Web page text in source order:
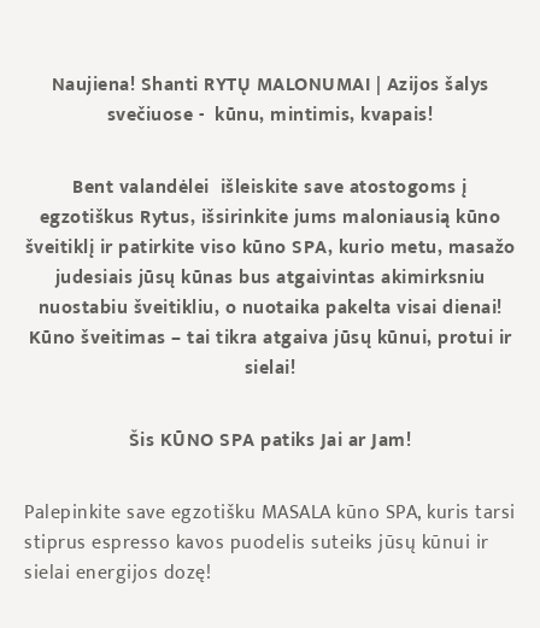
Naujiena! Shanti RYTŲ MALONUMAI | Azijos šalys
svečiuose - kūnu, mintimis, kvapais!
Bent valandėlei išleiskite save atostogoms į
egzotiškus Rytus, išsirinkite jums maloniausią kūno
šveitiklį ir patirkite viso kūno SPA, kurio metu, masažo
judesiais jūsų kūnas bus atgaivintas akimirksniu
nuostabiu šveitikliu, o nuotaika pakelta visai dienai!
Kūno šveitimas – tai tikra atgaiva jūsų kūnui, protui ir
sielai!
Šis KŪNO SPA patiks Jai ar Jam!
Palepinkite save egzotišku MASALA kūno SPA, kuris tarsi
stiprus espresso kavos puodelis suteiks jūsų kūnui ir
sielai energijos dozę!